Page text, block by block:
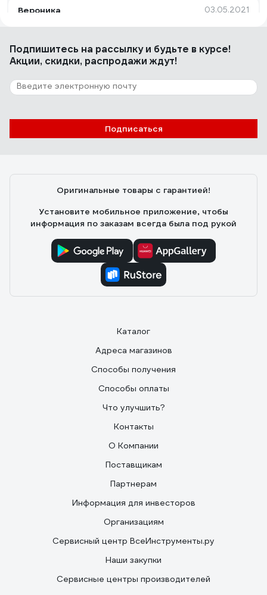
Вероника 03.05.2021
Отличные треки за свою цену. Лампочки использовали
достаточно на рабочую зону готовки
103 отзыва
50W, 230V, черный 41598
Подпишитесь на рассылкуи будьте в курсе!
Акции, скидки, распродажи ждут!
Подписаться
Оригинальные товары с гарантией!
Установите мобильное приложение, чтобы
информация по заказам всегда была под рукой
Каталог
Адреса магазинов
Способы получения
Способы оплаты
Что улучшить?
Контакты
О Компании
Поставщикам
Партнерам
Информация для инвесторов
Организациям
Сервисный центр ВсеИнструменты.ру
Наши закупки
Сервисные центры производителей